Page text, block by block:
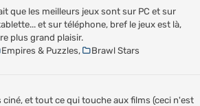
que les meilleurs jeux sont sur PC et sur
et sur téléphone, bref le jeux est là,
plus grand plaisir.
Empires & Puzzles,
Brawl Stars
ciné, et tout ce qui touche aux films (ceci n'est